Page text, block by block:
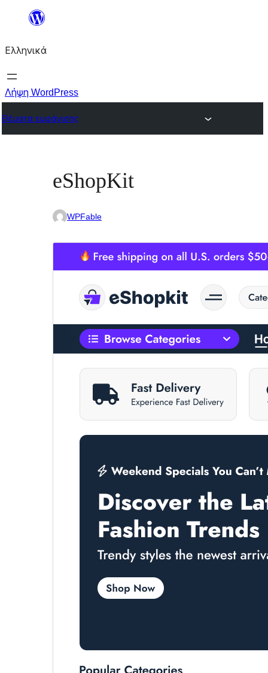
Μετάβαση
περιεχόμενο
Ελληνικά
Λήψη WordPress
Θέματα εμφάνισης
eShopKit
WPFable